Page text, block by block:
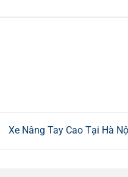
Xe Nâng Tay Cao Tại Hà